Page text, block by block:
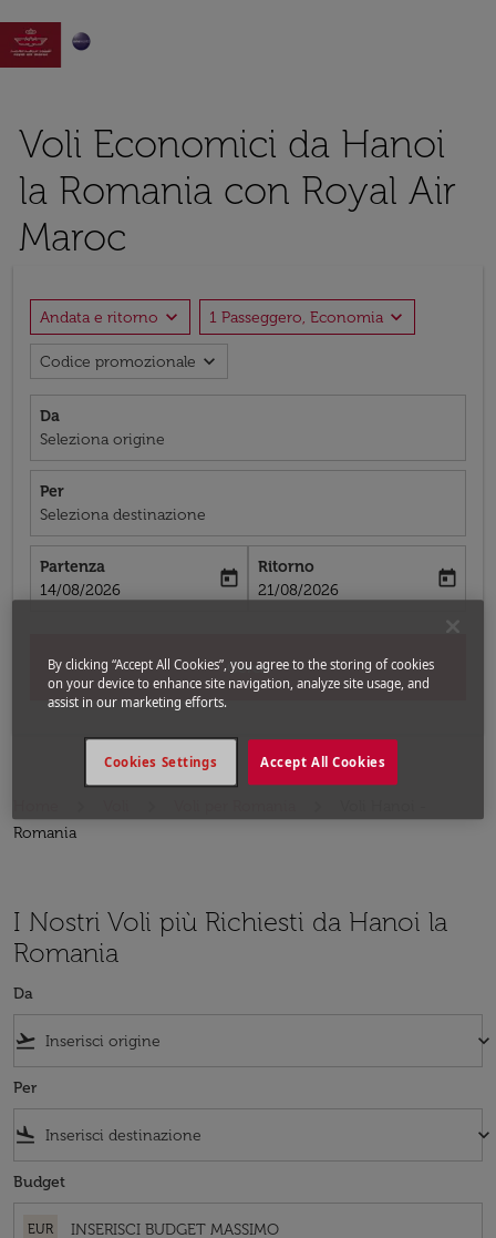

Voli Economici da Hanoi
la Romania con Royal Air
Maroc
Andata e ritorno expand_more 1 Passeggero, Economia expand_more
Codice promozionale expand_more
Da
Seleziona origine
Per
Seleziona destinazione
Partenza
fc-booking-departure-date-aria-label
14/08/2026
today
Ritorno
fc-booking-return-date-aria-label
21/08/2026
today
Cerca
Romania
I Nostri Voli più Richiesti da Hanoi la
Romania
Da
flight_takeoff keyboard_arrow_down
Per
flight_land keyboard_arrow_down
Budget
EUR
By clicking “Accept All Cookies”, you agree to the storing of cookies
on your device to enhance site navigation, analyze site usage, and
assist in our marketing efforts.
Accept All Cookies
Cookies Settings